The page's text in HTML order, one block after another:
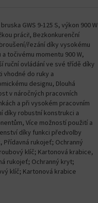
GWS 9-125 S, výkon 900 W
práci!, Bezkonkurenční
řezání díky vysokému
a točivému momentu 900 W,
ruční ovládání ve své třídě díky
vhodné do ruky a
designu, Dlouhá
v náročných pracovních
a při vysokém pracovním
díky robustní konstrukci a
Více možností použití a
díky funkci předvolby
Přídavná rukojeť; Ochranný
klíč; Kartonová krabice,
rukojeť; Ochranný kryt;
klíč; Kartonová krabice